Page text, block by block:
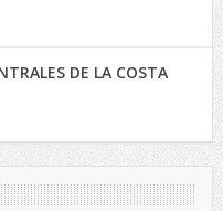
DE LA COSTA